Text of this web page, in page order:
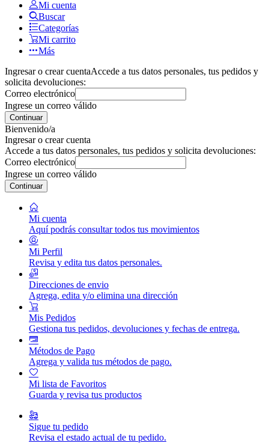
Mi cuenta
Buscar
Categorías
Mi carrito
Más
Ingresar o crear cuentaAccede a tus datos personales, tus pedidos y
solicita devoluciones:
Correo electrónico
Ingrese un correo válido
Continuar
Bienvenido/a
Ingresar o crear cuenta
Accede a tus datos personales, tus pedidos y solicita devoluciones:
Correo electrónico
Ingrese un correo válido
Continuar
Mi cuenta
Aquí podrás consultar todos tus movimientos
Mi Perfil
Revisa y edita tus datos personales.
Direcciones de envio
Agrega, edita y/o elimina una dirección
Mis Pedidos
Gestiona tus pedidos, devoluciones y fechas de entrega.
Métodos de Pago
Agrega y valida tus métodos de pago.
Mi lista de Favoritos
Guarda y revisa tus productos
Sigue tu pedido
Revisa el estado actual de tu pedido.